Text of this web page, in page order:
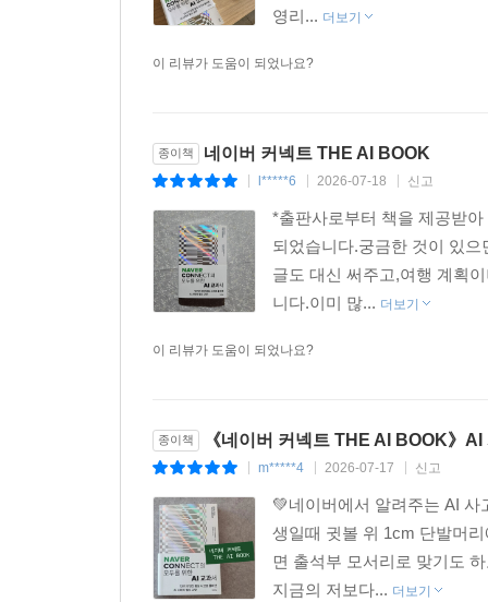
영리... 더보기
이 리뷰가 도움이 되었나요?
종이책 네이버 커넥트 THE AI BOOK
l*****6 2026-07-18 신고
*출판사로부터 책을 제공받
되었습니다.궁금한 것이 있
글도 대신 써주고,여행 계획
니다.이미 많... 더보기
이 리뷰가 도움이 되었나요?
종이책 《네이버 커넥트 THE AI BOOK》
m*****4 2026-07-17 신고
💚네이버에서 알려주는 AI
생일때 귓볼 위 1cm 단발머
면 출석부 모서리로 맞기도
지금의 저보다... 더보기